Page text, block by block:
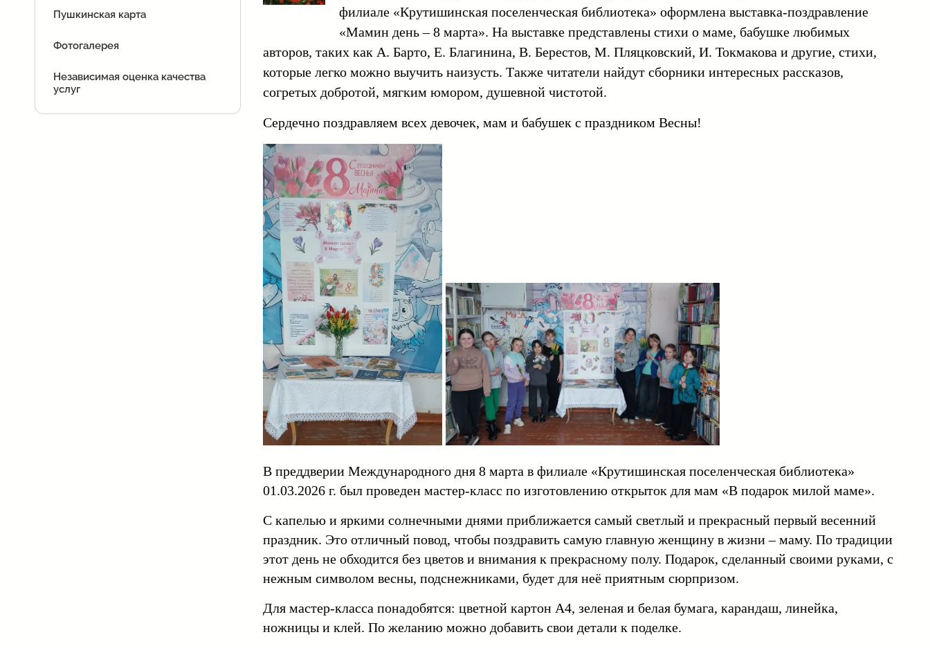
Пушкинская карта
Фотогалерея
Независимая оценка качества
услуг
филиале «Крутишинская поселенческая библиотека» оформлена выставка-поздравление
«Мамин день – 8 марта». На выставке представлены стихи о маме, бабушке любимых
авторов, таких как А. Барто, Е. Благинина, В. Берестов, М. Пляцковский, И. Токмакова и другие, стихи,
которые легко можно выучить наизусть. Также читатели найдут сборники интересных рассказов,
согретых добротой, мягким юмором, душевной чистотой.
Сердечно поздравляем всех девочек, мам и бабушек с праздником Весны!
В преддверии Международного дня 8 марта в филиале «Крутишинская поселенческая библиотека»
01.03.2026 г. был проведен мастер-класс по изготовлению открыток для мам «В подарок милой маме».
С капелью и яркими солнечными днями приближается самый светлый и прекрасный первый весенний
праздник. Это отличный повод, чтобы поздравить самую главную женщину в жизни – маму. По традиции
этот день не обходится без цветов и внимания к прекрасному полу. Подарок, сделанный своими руками, с
нежным символом весны, подснежниками, будет для неё приятным сюрпризом.
Для мастер-класса понадобятся: цветной картон А4, зеленая и белая бумага, карандаш, линейка,
ножницы и клей. По желанию можно добавить свои детали к поделке.